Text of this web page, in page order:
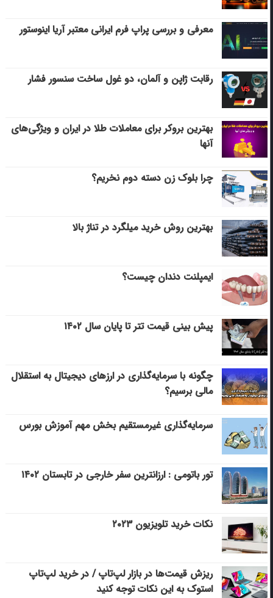
معرفی و بررسی پراپ فرم ایرانی معتبر آریا اینوستور
رقابت ژاپن و آلمان، دو غول ساخت سنسور فشار
بهترین بروکر برای معاملات طلا در ایران و ویژگی‌های
آنها
چرا بلوک زن دسته دوم نخریم؟
بهترین روش خرید میلگرد در تناژ بالا
ایمپلنت دندان چیست؟
پیش بینی قیمت تتر تا پایان سال ۱۴۰۲
چگونه با سرمایه‌گذاری در ارزهای دیجیتال به استقلال
مالی برسیم؟
سرمایه‌گذاری غیرمستقیم بخش مهم آموزش بورس
تور باتومی : ارزانترین سفر خارجی در تابستان ۱۴۰۲
نکات خرید تلویزیون ۲۰۲۳
ریزش قیمت‌ها در بازار لپ‌تاپ / در خرید لپ‌تاپ
استوک به این نکات توجه کنید